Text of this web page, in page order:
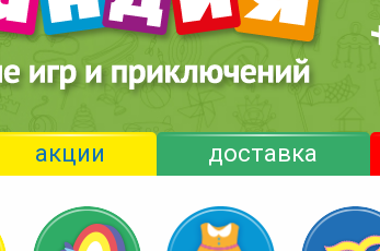
акции доставка